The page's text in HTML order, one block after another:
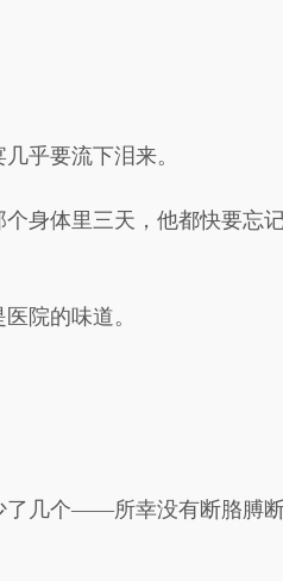
乎要流下泪来。
身体里三天，他都快要忘
院的味道。
了几个——所幸没有断胳膊